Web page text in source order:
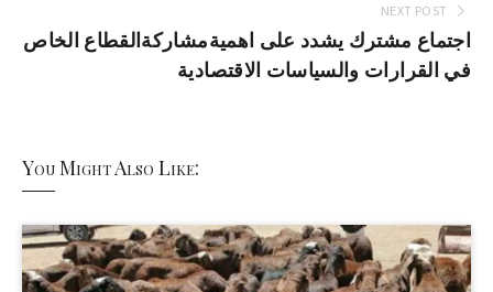
NEXT POST
اجتماع مشترك يشدد على اهميةمشاركةالقطاع الخاص
في القرارات والسياسات الاقتصادية
You Might Also Like: